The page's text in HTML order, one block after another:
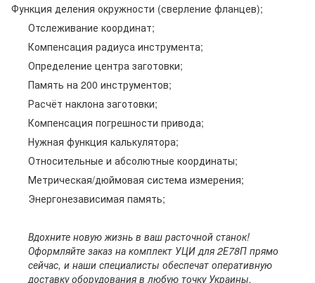
Функция деления окружности (сверление фланцев);
Отслеживание координат;
Компенсация радиуса инструмента;
Определение центра заготовки;
Память на 200 инструментов;
Расчёт наклона заготовки;
Компенсация погрешности привода;
Нужная функция калькулятора;
Относительные и абсолютные координаты;
Метрическая/дюймовая система измерения;
Энергонезависимая память;
Вдохните новую жизнь в ваш расточной станок!
Оформляйте заказ на комплект УЦИ для 2Е78П прямо
сейчас, и наши специалисты обеспечат оперативную
доставку оборудования в любую точку Украины.